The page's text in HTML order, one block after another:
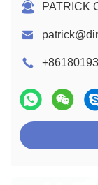
PATRICK